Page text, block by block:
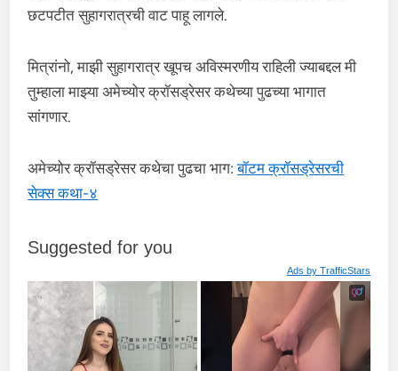
छटपटीत सुहागरात्रची वाट पाहू लागले.
मित्रांनो, माझी सुहागरात्र खूपच अविस्मरणीय राहिली ज्याबद्दल मी
तुम्हाला माझ्या अमेच्योर क्रॉसड्रेसर कथेच्या पुढच्या भागात
सांगणार.
अमेच्योर क्रॉसड्रेसर कथेचा पुढचा भाग:बॉटम क्रॉसड्रेसरची
सेक्स कथा-४
Suggested for you
Ads by TrafficStars